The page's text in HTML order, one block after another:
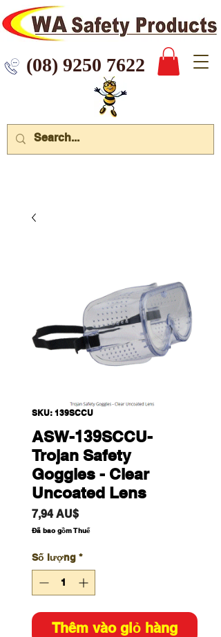
7622
SKU: 139SCCU
ASW-139SCCU-
Trojan Safety
Goggles - Clear
Uncoated Lens
7,94 AU$Giá
Đã bao gồm Thuế
Số lượng *
Thêm vào giỏ hàng